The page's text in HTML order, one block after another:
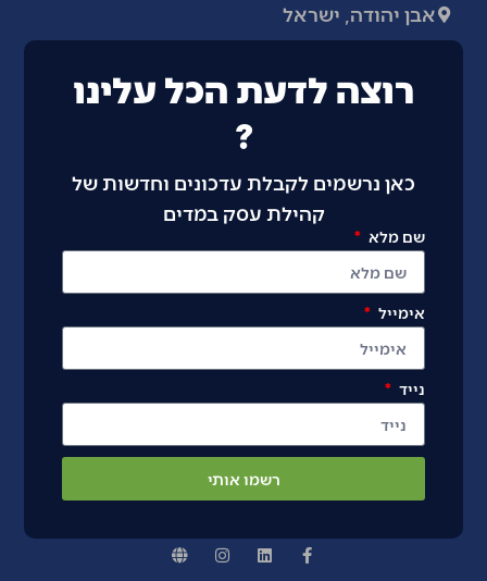
אבן יהודה, ישראל
רוצה לדעת הכל עלינו
?
כאן נרשמים לקבלת עדכונים וחדשות של
קהילת עסק במדים
שם מלא
אימייל
נייד
רשמו אותי